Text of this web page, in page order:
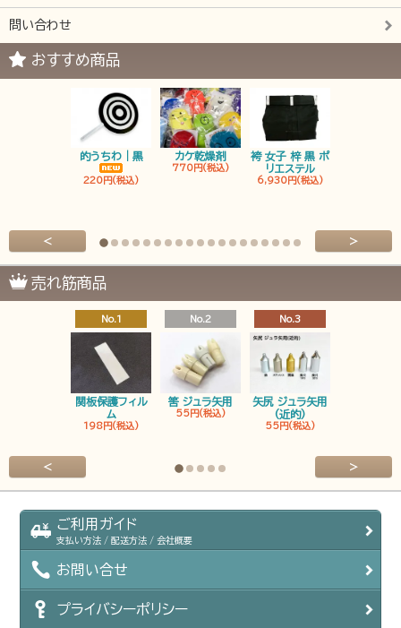
問い合わせ
おすすめ商品
的うちわ｜黒
220円(税込)
カケ乾燥剤
770円(税込)
袴 女子 梓 黒 ポ
リエステル
6,930円(税込)
< >
売れ筋商品
No.1
関板保護フィル
ム
198円(税込)
No.2
筈 ジュラ矢用
55円(税込)
No.3
矢尻 ジュラ矢用
(近的)
55円(税込)
< >
ご利用ガイド
支払い方法 / 配送方法 / 会社概要
お問い合せ
プライバシーポリシー